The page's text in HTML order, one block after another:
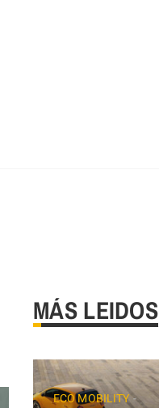
MÁS LEIDOS
ECO MOBILITY